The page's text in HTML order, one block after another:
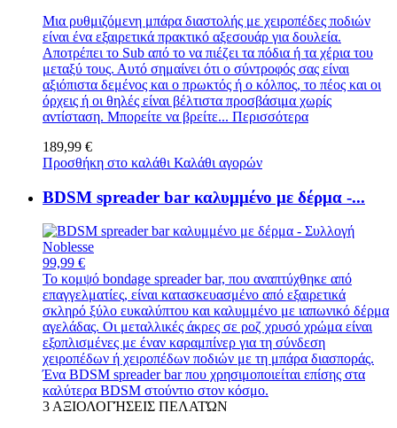
Μια ρυθμιζόμενη μπάρα διαστολής με χειροπέδες ποδιών
είναι ένα εξαιρετικά πρακτικό αξεσουάρ για δουλεία.
Αποτρέπει το Sub από το να πιέζει τα πόδια ή τα χέρια του
μεταξύ τους. Αυτό σημαίνει ότι ο σύντροφός σας είναι
αξιόπιστα δεμένος και ο πρωκτός ή ο κόλπος, το πέος και οι
όρχεις ή οι θηλές είναι βέλτιστα προσβάσιμα χωρίς
αντίσταση. Μπορείτε να βρείτε... Περισσότερα
189,99 €
Προσθήκη στο καλάθι Καλάθι αγορών
BDSM spreader bar καλυμμένο με δέρμα -...
99,99 €
Το κομψό bondage spreader bar, που αναπτύχθηκε από
επαγγελματίες, είναι κατασκευασμένο από εξαιρετικά
σκληρό ξύλο ευκαλύπτου και καλυμμένο με ιαπωνικό δέρμα
αγελάδας. Οι μεταλλικές άκρες σε ροζ χρυσό χρώμα είναι
εξοπλισμένες με έναν καραμπίνερ για τη σύνδεση
χειροπέδων ή χειροπέδων ποδιών με τη μπάρα διασποράς.
Ένα BDSM spreader bar που χρησιμοποιείται επίσης στα
καλύτερα BDSM στούντιο στον κόσμο.
3ΑΞΙΟΛΟΓΉΣΕΙΣ ΠΕΛΑΤΏΝ